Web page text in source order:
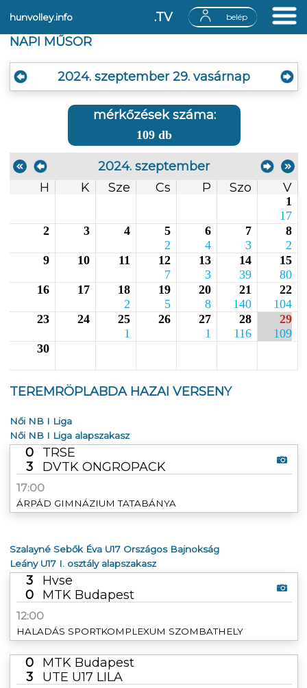
hunvolley.info .TV belép
NAPI MŰSOR
2024. szeptember 29. vasárnap
mérkőzések száma:
109 db
2024. szeptember
H
K Sze Cs P Szo V
1
17
2
3 4
5
2
6
4
7
3
8
2
9
10 11
12
7
13
3
14
39
15
80
16
17
18
2
19
5
20
8
21
140
22
104
23
24
25
1
26
27
1
28
116
29
109
30
TEREMRÖPLABDA HAZAI VERSENY
Női NB I Liga
Női NB I Liga alapszakasz
0
TRSE
3
DVTK ONGROPACK
17:00
ÁRPÁD GIMNÁZIUM TATABÁNYA
Szalayné Sebők Éva U17 Országos Bajnokság
Leány U17 I. osztály alapszakasz
3
Hvse
0
MTK Budapest
12:00
HALADÁS SPORTKOMPLEXUM SZOMBATHELY
0
MTK Budapest
3
UTE U17 LILA